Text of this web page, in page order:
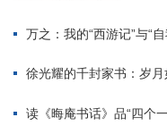
万之：我的“西游记”与“
徐光耀的千封家书：岁
读《晦庵书话》品“四个